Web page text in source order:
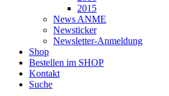
2015
News ANME
Newsticker
Newsletter-Anmeldung
Shop
Bestellen im SHOP
Kontakt
Suche